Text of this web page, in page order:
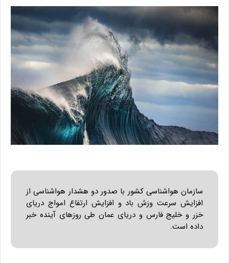
سازمان هواشناسی کشور با صدور دو هشدار هواشناسی از
افزایش سرعت وزش باد و افزایش ارتفاع امواج دریای
خزر و خلیج فارس و دریای عمان طی روزهای آینده خبر
داده است.